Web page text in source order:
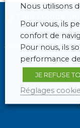
Nous utilisons
Pour vous, ils
confort de
Pour nous, ils
performance
JE REFUSE
Réglages